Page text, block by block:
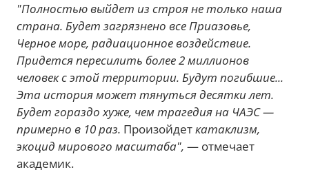
"Полностью выйдет из строя не только наша
страна. Будет загрязнено все Приазовье,
Черное море, радиационное воздействие.
Придется пересилить более 2 миллионов
человек с этой территории. Будут погибшие...
Эта история может тянуться десятки лет.
Будет гораздо хуже, чем трагедия на ЧАЭС —
примерно в 10 раз. Произойдеткатаклизм,
экоцид мирового масштаба", — отмечает
академик.